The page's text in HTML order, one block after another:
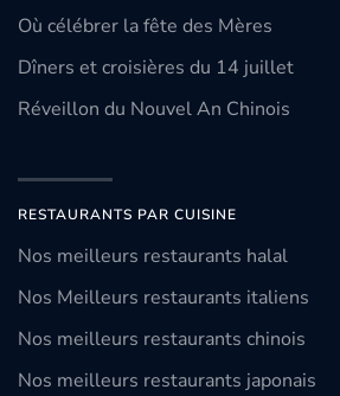
Où célébrer la fête des Mères
Dîners et croisières du 14 juillet
Réveillon du Nouvel An Chinois
RESTAURANTS PAR CUISINE
Nos meilleurs restaurants halal
Nos Meilleurs restaurants italiens
Nos meilleurs restaurants chinois
Nos meilleurs restaurants japonais